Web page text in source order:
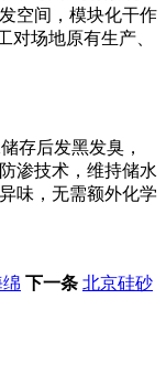
空间，模块化干作
对场地原有生产、
存后发黑发臭，
渗技术‌，维持储水
味，无需额外化学
下一条 北京硅砂